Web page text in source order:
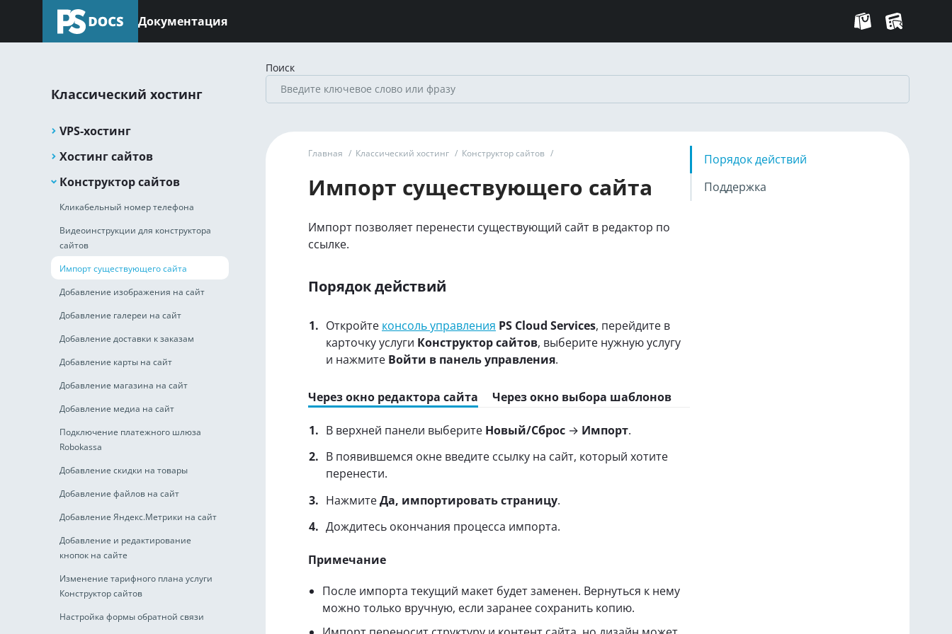
Документация
Классический хостинг
VPS-хостинг
Хостинг сайтов
Конструктор сайтов
Кликабельный номер телефона
Видеоинструкции для конструктора
сайтов
Импорт существующего сайта
Добавление изображения на сайт
Добавление галереи на сайт
Добавление доставки к заказам
Добавление карты на сайт
Добавление магазина на сайт
Добавление медиа на сайт
Подключение платежного шлюза
Robokassa
Добавление скидки на товары
Добавление файлов на сайт
Добавление Яндекс.Метрики на сайт
Добавление и редактирование
кнопок на сайте
Изменение тарифного плана услуги
Конструктор сайтов
Настройка формы обратной связи
Поиск
Главная / Классический хостинг / Конструктор сайтов /
Импорт существующего сайта
Импорт позволяет перенести существующий сайт в редактор по
ссылке.
Порядок действий
Откройте консоль управления PS Cloud Services, перейдите в
карточку услуги Конструктор сайтов, выберите нужную услугу
и нажмите Войти в панель управления.
Через окно редактора сайта Через окно выбора шаблонов
В верхней панели выберите Новый/Сброс → Импорт.
В появившемся окне введите ссылку на сайт, который хотите
перенести.
НажмитеДа, импортировать страницу.
Дождитесь окончания процесса импорта.
Примечание
После импорта текущий макет будет заменен. Вернуться к нему
можно только вручную, если заранее сохранить копию.
Порядок действий
Поддержка